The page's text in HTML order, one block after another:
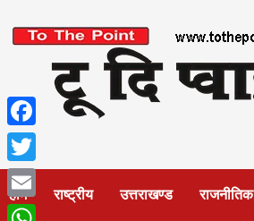
to
होम राष्ट्रीय उत्तराखण्ड राजनीतिक
Facebook
Twitter
Email